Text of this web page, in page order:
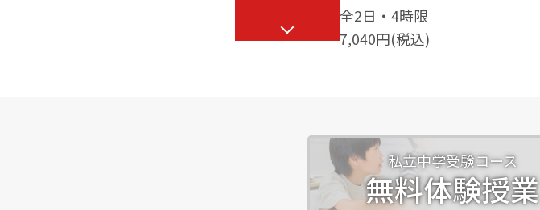
全2日・4時限
7,040円(税込)
私立中学受験コース
無料体験授業